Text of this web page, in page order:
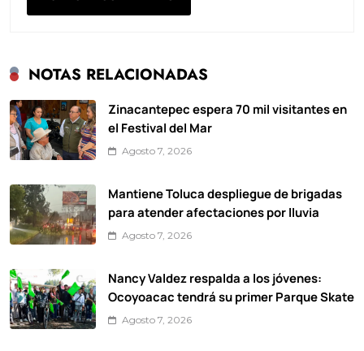
NOTAS RELACIONADAS
Zinacantepec espera 70 mil visitantes en
el Festival del Mar
Agosto 7, 2026
Mantiene Toluca despliegue de brigadas
para atender afectaciones por lluvia
Agosto 7, 2026
Nancy Valdez respalda a los jóvenes:
Ocoyoacac tendrá su primer Parque Skate
Agosto 7, 2026